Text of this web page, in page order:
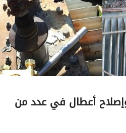
أعطال في عدد من